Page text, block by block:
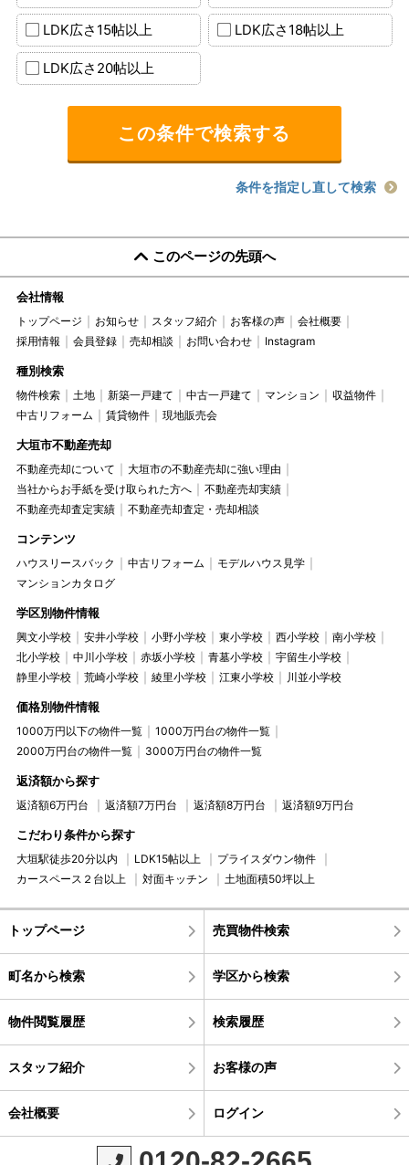
LDK広さ15帖以上 LDK広さ18帖以上
LDK広さ20帖以上
条件を指定し直して検索
このページの先頭へ
会社情報
トップページ お知らせ スタッフ紹介 お客様の声
会社概要
採用情報
会員登録 売却相談 お問い合わせ Instagram
種別検索
物件検索 土地 新築一戸建て 中古一戸建て マンション
収益物件
中古リフォーム
賃貸物件 現地販売会
大垣市不動産売却
不動産売却について
大垣市の不動産売却に強い理由
当社からお手紙を受け取られた方へ
不動産売却実績
不動産売却査定実績
不動産売却査定・売却相談
コンテンツ
ハウスリースバック 中古リフォーム
モデルハウス見学
マンションカタログ
学区別物件情報
興文小学校 安井小学校 小野小学校 東小学校 西小学校
南小学校
北小学校
中川小学校 赤坂小学校 青墓小学校
宇留生小学校
静里小学校
荒崎小学校 綾里小学校 江東小学校 川並小学校
価格別物件情報
1000万円以下の物件一覧
1000万円台の物件一覧
2000万円台の物件一覧
3000万円台の物件一覧
返済額から探す
返済額6万円台 返済額7万円台 返済額8万円台 返済額9万円台
こだわり条件から探す
大垣駅徒歩20分以内 LDK15帖以上
プライスダウン物件
カースペース２台以上
対面キッチン 土地面積50坪以上
トップページ 売買物件検索
町名から検索 学区から検索
物件閲覧履歴 検索履歴
スタッフ紹介 お客様の声
会社概要 ログイン